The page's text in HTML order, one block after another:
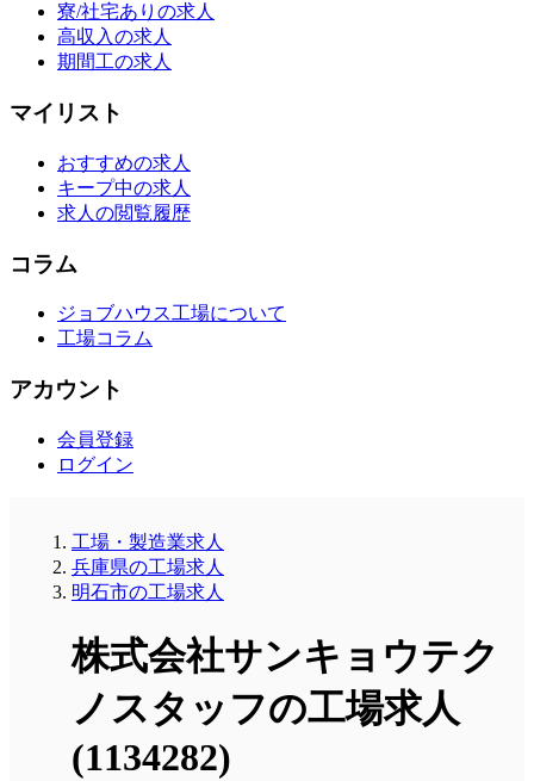
寮/社宅ありの求人
高収入の求人
期間工の求人
マイリスト
おすすめの求人
キープ中の求人
求人の閲覧履歴
コラム
ジョブハウス工場について
工場コラム
アカウント
会員登録
ログイン
工場・製造業求人
兵庫県の工場求人
明石市の工場求人
株式会社サンキョウテク
ノスタッフの工場求人
(1134282)